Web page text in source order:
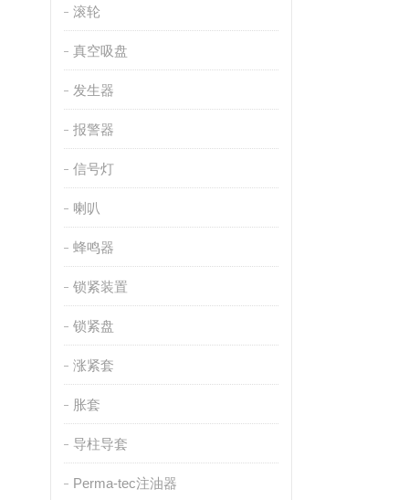
滚轮
真空吸盘
发生器
报警器
信号灯
喇叭
蜂鸣器
锁紧装置
锁紧盘
涨紧套
胀套
导柱导套
Perma-tec注油器